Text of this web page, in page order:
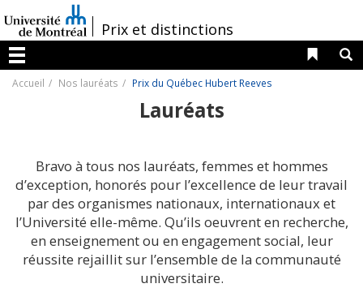
au
contenu
/Prix et distinctions
Menu
Liens
Accueil Nos lauréats Prix du Québec Hubert Reeves
Lauréats
Bravo à tous nos lauréats, femmes et hommes
d’exception, honorés pour l’excellence de leur travail
par des organismes nationaux, internationaux et
l’Université elle-même. Qu’ils oeuvrent en recherche,
en enseignement ou en engagement social, leur
réussite rejaillit sur l’ensemble de la communauté
universitaire.